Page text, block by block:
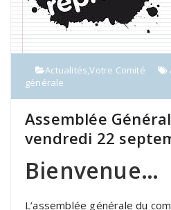
Actualités,Votre Comité
générale
Assemblée
vendredi 22
Bienvenue…
L’assemblée générale du